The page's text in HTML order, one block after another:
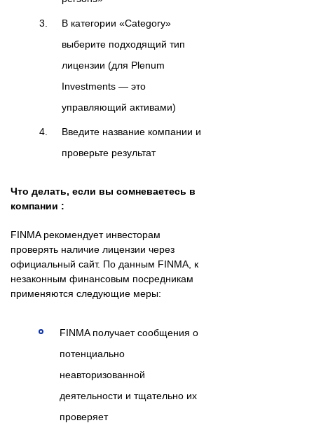
В категории «Category»
выберите подходящий тип
лицензии (для Plenum
Investments — это
управляющий активами)
Введите название компании и
проверьте результат
Что делать, если вы сомневаетесь в
компании :
FINMA рекомендует инвесторам
проверять наличие лицензии через
официальный сайт. По данным FINMA, к
незаконным финансовым посредникам
применяются следующие меры:
FINMA получает сообщения о
потенциально
неавторизованной
деятельности и тщательно их
проверяет